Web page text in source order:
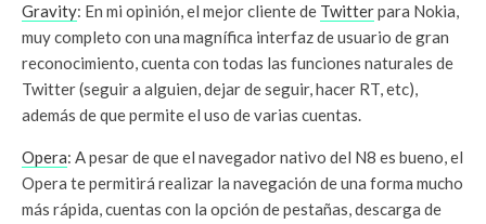
Gravity: En mi opinión, el mejor cliente de Twitterpara Nokia,
muy completo con una magnífica interfaz de usuario de gran
reconocimiento, cuenta con todas las funciones naturales de
Twitter (seguir a alguien, dejar de seguir, hacer RT, etc),
además de que permite el uso de varias cuentas.
Opera: A pesar de que el navegador nativo del N8 es bueno, el
Opera te permitirá realizar la navegación de una forma mucho
más rápida, cuentas con la opción de pestañas, descarga de